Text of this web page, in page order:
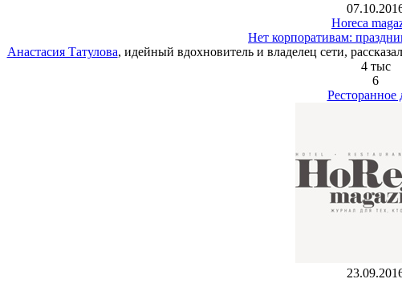
Horeca
Нет корпоративам:
Анастасия Татулова, идейный вдохновитель и владелец сети,
4 тыс
6
Ресторанное